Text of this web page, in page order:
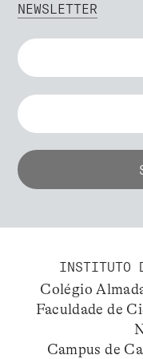
NEWSLETTER
INSTITUTO
Colégio
Faculdade de
Campus de